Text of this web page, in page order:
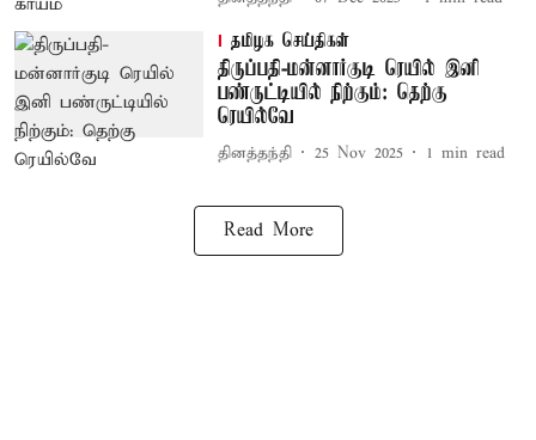
தமிழக செய்திகள்
திருப்பதி-மன்னார்குடி ரெயில் இனி
பண்ருட்டியில் நிற்கும்: தெற்கு
ரெயில்வே
தினத்தந்தி 25 Nov 2025 1 min read
Read More